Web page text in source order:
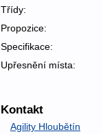
Třídy:
Propozice:
Specifikace:
Upřesnění místa:
Kontakt
Agility Hloubětín